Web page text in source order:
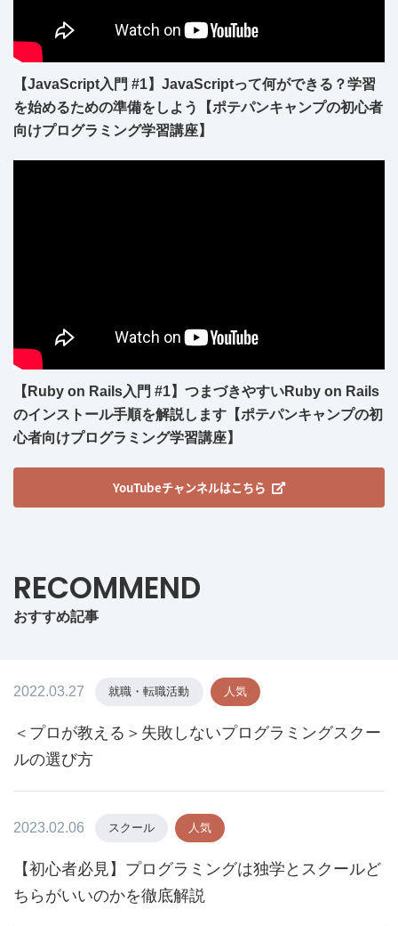
【JavaScript入門 #1】JavaScriptって何ができる？学習
を始めるための準備をしよう【ポテパンキャンプの初心者
向けプログラミング学習講座】
【Ruby on Rails入門 #1】つまづきやすいRuby on Rails
のインストール手順を解説します【ポテパンキャンプの初
心者向けプログラミング学習講座】
YouTubeチャンネルはこちら
RECOMMEND
おすすめ記事
2022.03.27 就職・転職活動 人気
＜プロが教える＞失敗しないプログラミングスクー
ルの選び方
2023.02.06 スクール 人気
【初心者必見】プログラミングは独学とスクールど
ちらがいいのかを徹底解説